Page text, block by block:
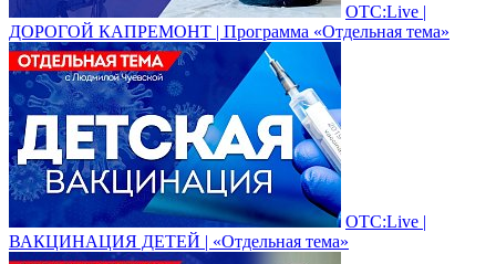
ОТС:Live |
ДОРОГОЙ КАПРЕМОНТ | Программа «Отдельная тема»
ОТС:Live |
ВАКЦИНАЦИЯ ДЕТЕЙ | «Отдельная тема»